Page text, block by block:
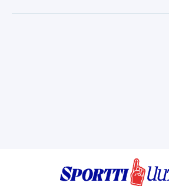
SporttiUutiset.fi: Tärkeimmät urheilu-